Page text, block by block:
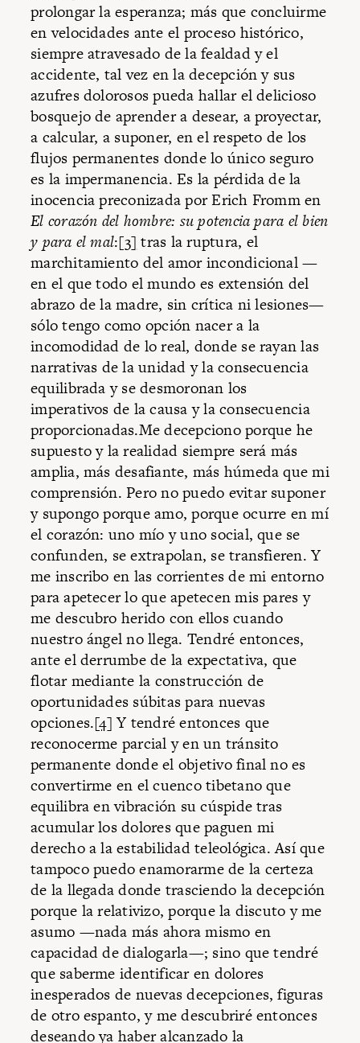
prolongar la esperanza; más que concluirme
en velocidades ante el proceso histórico,
siempre atravesado de la fealdad y el
accidente, tal vez en la decepción y sus
azufres dolorosos pueda hallar el delicioso
bosquejo de aprender a desear, a proyectar,
a calcular, a suponer, en el respeto de los
flujos permanentes donde lo único seguro
es la impermanencia. Es la pérdida de la
inocencia preconizada por Erich Fromm en
El corazón del hombre: su potencia para el bien
y para el mal:[3] tras la ruptura, el
marchitamiento del amor incondicional —
en el que todo el mundo es extensión del
abrazo de la madre, sin crítica ni lesiones—
sólo tengo como opción nacer a la
incomodidad de lo real, donde se rayan las
narrativas de la unidad y la consecuencia
equilibrada y se desmoronan los
imperativos de la causa y la consecuencia
proporcionadas.Me decepciono porque he
supuesto y la realidad siempre será más
amplia, más desafiante, más húmeda que mi
comprensión. Pero no puedo evitar suponer
y supongo porque amo, porque ocurre en mí
el corazón: uno mío y uno social, que se
confunden, se extrapolan, se transfieren. Y
me inscribo en las corrientes de mi entorno
para apetecer lo que apetecen mis pares y
me descubro herido con ellos cuando
nuestro ángel no llega. Tendré entonces,
ante el derrumbe de la expectativa, que
flotar mediante la construcción de
oportunidades súbitas para nuevas
opciones.[4]Y tendré entonces que
reconocerme parcial y en un tránsito
permanente donde el objetivo final no es
convertirme en el cuenco tibetano que
equilibra en vibración su cúspide tras
acumular los dolores que paguen mi
derecho a la estabilidad teleológica. Así que
tampoco puedo enamorarme de la certeza
de la llegada donde trasciendo la decepción
porque la relativizo, porque la discuto y me
asumo —nada más ahora mismo en
capacidad de dialogarla—; sino que tendré
que saberme identificar en dolores
inesperados de nuevas decepciones, figuras
de otro espanto, y me descubriré entonces
deseando ya haber alcanzado la